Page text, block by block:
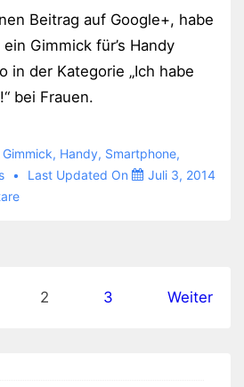
Beitrag auf Google+, habe
Gimmick für’s Handy
in der Kategorie „Ich habe
bei Frauen.
Gimmick, Handy, Smartphone,
Last Updated On
Juli 3, 2014
2 3 Weiter